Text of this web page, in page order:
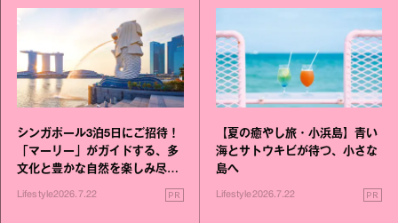
シンガポール3泊5日にご招待！
「マーリー」がガイドする、多
文化と豊かな自然を楽しみ尽く
Lifestyle2026.7.22 PR
【夏の癒やし旅・小浜島】青い
海とサトウキビが待つ、小さな
島へ
Lifestyle2026.7.22 PR